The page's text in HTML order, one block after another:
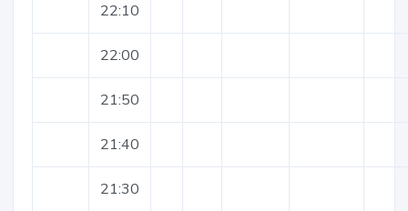
22:10
22:00
21:50
21:40
21:30